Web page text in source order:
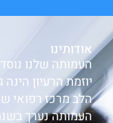
אודותינו
העמותה שלנו נוסדה
יוזמת הרעיון
הלב מרכז רפואי